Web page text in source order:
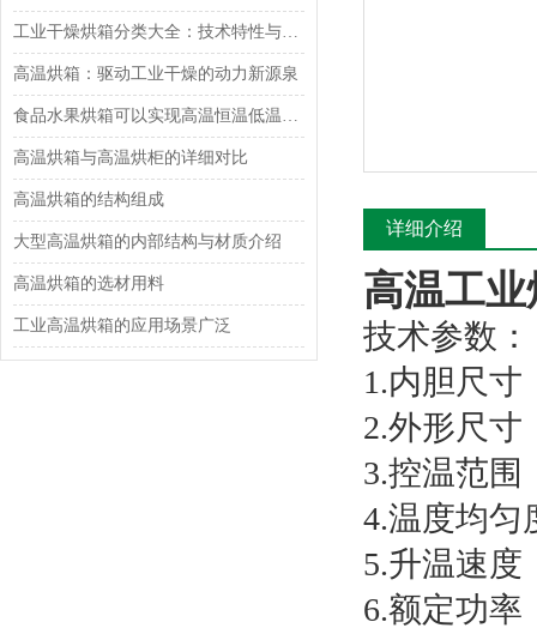
工业干燥烘箱分类大全：技术特性与应用指南
高温烘箱：驱动工业干燥的动力新源泉
食品水果烘箱可以实现高温恒温低温多种烘烤模式自由
高温烘箱与高温烘柜的详细对比
高温烘箱的结构组成
大型高温烘箱的内部结构与材质介绍
高温烘箱的选材用料
工业高温烘箱的应用场景广泛
详细介绍
高温工业
技术参数：
1.内胆尺寸
2.外形尺寸
3.控温范围
4.温度均匀
5.升温速
6.额定功率